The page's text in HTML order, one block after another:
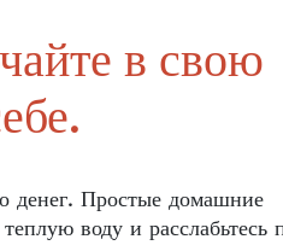
в свою
денег. Простые домашние
воду и расслабьтесь